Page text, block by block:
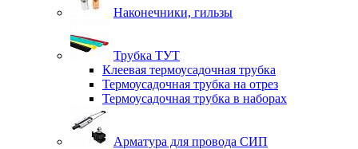
Наконечники, гильзы
Трубка ТУТ
Клеевая термоусадочная трубка
Термоусадочная трубка на отрез
Термоусадочная трубка в наборах
Арматура для провода СИП